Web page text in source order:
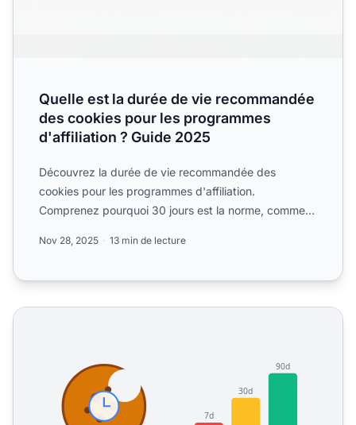
Quelle est la durée de vie recommandée
des cookies pour les programmes
d'affiliation ? Guide 2025
Découvrez la durée de vie recommandée des
cookies pour les programmes d'affiliation.
Comprenez pourquoi 30 jours est la norme, comment
Nov 28, 2025 13 min de lecture
Calculateur d'Impact de la Durée des Cookies - Outil de